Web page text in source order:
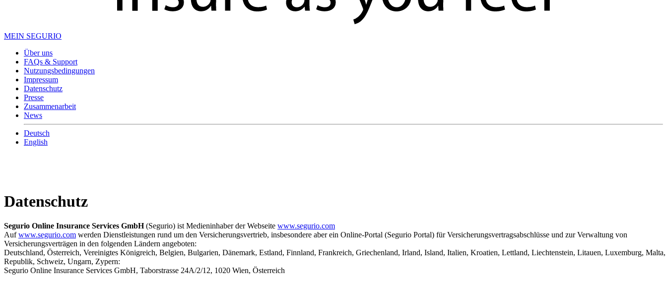
MEIN SEGURIO
Über uns
FAQs & Support
Nutzungsbedingungen
Impressum
Datenschutz
Presse
Zusammenarbeit
News
Deutsch
English
Datenschutz
Segurio Online Insurance Services GmbH(Segurio) ist Medieninhaber der Webseite www.segurio.com
Aufwww.segurio.com werden Dienstleistungen rund um den Versicherungsvertrieb, insbesondere aber ein Online-Portal (Segurio Portal) für Versicherungsvertragsabschlüsse und zur Verwaltung von
Versicherungsverträgen in den folgenden Ländern angeboten:
Deutschland, Österreich, Vereinigtes Königreich, Belgien, Bulgarien, Dänemark, Estland, Finnland, Frankreich, Griechenland, Irland, Island, Italien, Kroatien, Lettland, Liechtenstein, Litauen, Luxemburg,
Republik, Schweiz, Ungarn, Zypern:
Segurio Online Insurance Services GmbH, Taborstrasse 24A/2/12, 1020 Wien, Österreich